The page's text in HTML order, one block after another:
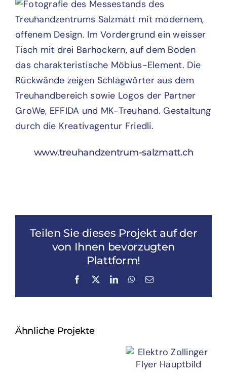
www.treuhandzentrum-salzmatt.ch
Teilen Sie dieses Projekt auf der
von Ihnen bevorzugten
Plattform!
Facebook
X LinkedInWhatsApp
E-
Ähnliche Projekte